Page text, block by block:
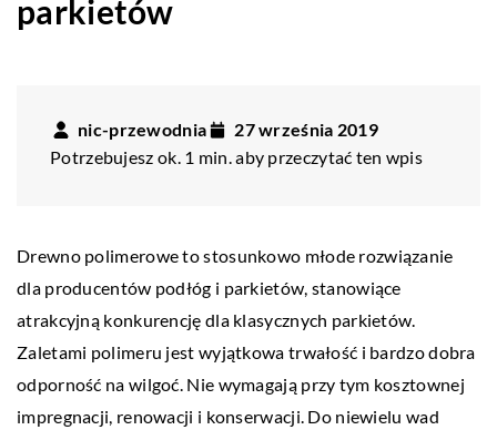
parkietów
nic-przewodnia
27 września 2019
Potrzebujesz ok. 1 min. aby przeczytać ten wpis
Drewno polimerowe to stosunkowo młode rozwiązanie
dla producentów podłóg i parkietów, stanowiące
atrakcyjną konkurencję dla klasycznych parkietów.
Zaletami polimeru jest wyjątkowa trwałość i bardzo dobra
odporność na wilgoć. Nie wymagają przy tym kosztownej
impregnacji, renowacji i konserwacji. Do niewielu wad